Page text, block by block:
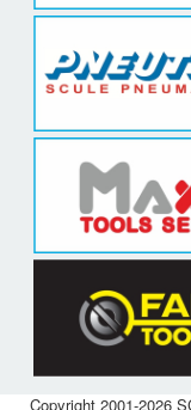
Copyright 2001-2026